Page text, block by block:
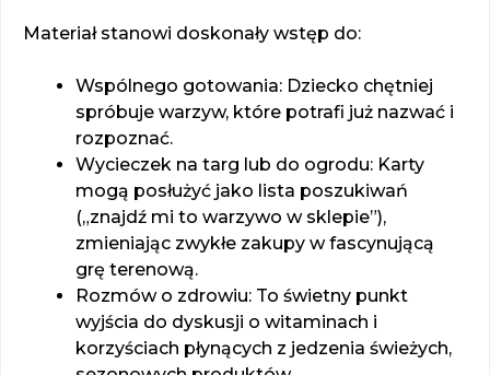
Materiał stanowi doskonały wstęp do:
Wspólnego gotowania: Dziecko chętniej
spróbuje warzyw, które potrafi już nazwać i
rozpoznać.
Wycieczek na targ lub do ogrodu: Karty
mogą posłużyć jako lista poszukiwań
(„znajdź mi to warzywo w sklepie”),
zmieniając zwykłe zakupy w fascynującą
grę terenową.
Rozmów o zdrowiu: To świetny punkt
wyjścia do dyskusji o witaminach i
korzyściach płynących z jedzenia świeżych,